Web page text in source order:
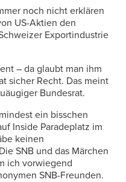
noch nicht erklären
US-Aktien den
Exportindustrie
– da glaubt man ihm
sicher Recht. Das meint
Bundesrat.
ein bisschen
Inside Paradeplatz im
keinen
SNB und das Märchen
ich vorwiegend
SNB-Freunden.